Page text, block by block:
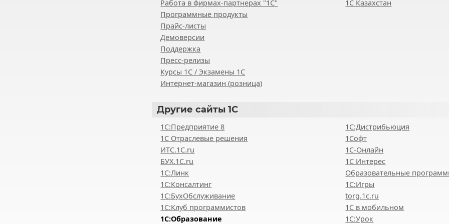
Работа в фирмах-партнерах "1С"
Программные продукты
Прайс-листы
Демоверсии
Поддержка
Пресс-релизы
Курсы 1С / Экзамены 1С
Интернет-магазин (розница)
1С Казахстан
Другие сайты 1С
1С:Предприятие 8
1С Отраслевые решения
ИТС.1C.ru
БУХ.1С.ru
1С:Линк
1С:Консалтинг
1С:БухОбслуживание
1С:Клуб программистов
1С:Образование
1С:Дистрибьюция
1Софт
1С-Онлайн
1С Интерес
Образовательные
1С:Игры
torg.1c.ru
1С в мобильном
1С:Урок